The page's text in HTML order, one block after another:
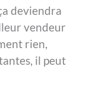
deviendra
vendeur
rien,
il peut